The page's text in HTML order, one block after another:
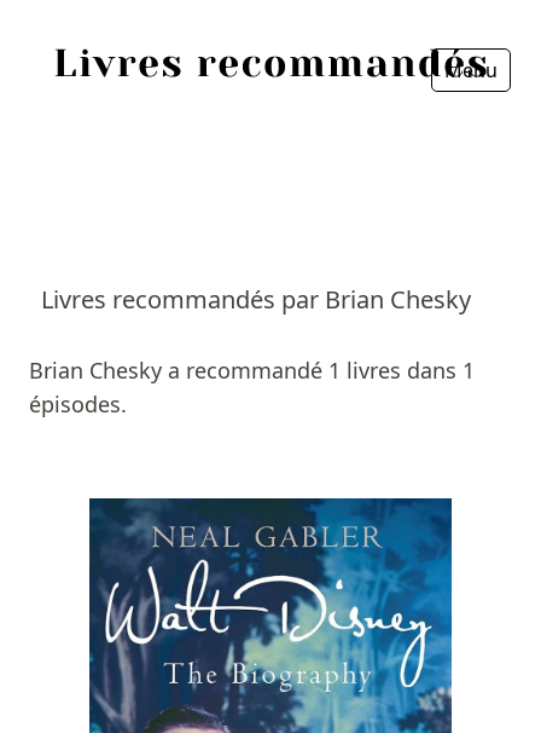
Menu
Livres recommandés par Brian Chesky
Brian Chesky a recommandé 1 livres dans 1
épisodes.
Livres
Prix littéraires
Fermer